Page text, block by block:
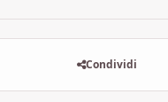
Condividi